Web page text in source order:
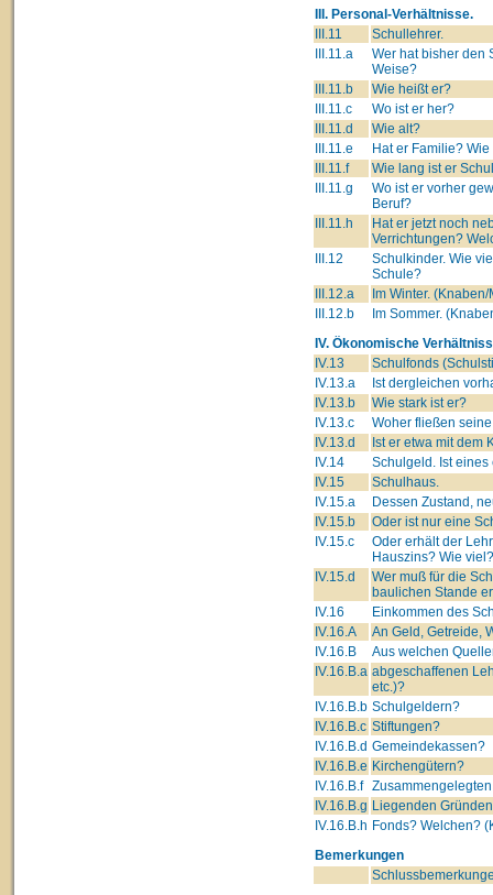
III. Personal-Verhältnisse.
III.11
Schullehrer.
III.11.a
Wer hat bisher den
Weise?
III.11.b
Wie heißt er?
III.11.c
Wo ist er her?
III.11.d
Wie alt?
III.11.e
Hat er Familie?
III.11.f
Wie lang ist er
III.11.g
Wo ist er vorher
Beruf?
III.11.h
Hat er jetzt noch
Verrichtungen?
III.12
Schulkinder. Wie
Schule?
III.12.a
Im Winter.
III.12.b
Im Sommer.
IV. Ökonomische
IV.13
Schulfonds
IV.13.a
Ist dergleichen
IV.13.b
Wie stark ist er?
IV.13.c
Woher fließen
IV.13.d
Ist er etwa mit dem
IV.14
Schulgeld. Ist
IV.15
Schulhaus.
IV.15.a
Dessen Zustand,
IV.15.b
Oder ist nur eine
IV.15.c
Oder erhält der
Hauszins? Wie viel?
IV.15.d
Wer muß für die
baulichen Stande
IV.16
Einkommen des
IV.16.A
An Geld, Getreide,
IV.16.B
Aus welchen
IV.16.B.a abgeschaffenen
etc.)?
IV.16.B.b Schulgeldern?
IV.16.B.c Stiftungen?
IV.16.B.d Gemeindekassen?
IV.16.B.e Kirchengütern?
IV.16.B.f
IV.16.B.g Liegenden
IV.16.B.h Fonds? Welchen?
Bemerkungen